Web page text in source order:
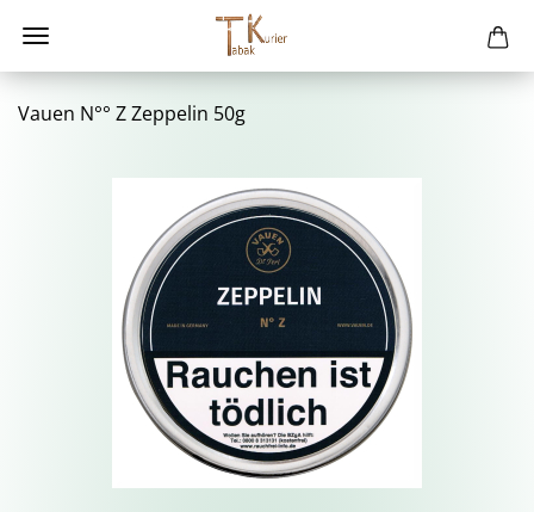
Vauen N°° Z Zep­pe­lin 50g